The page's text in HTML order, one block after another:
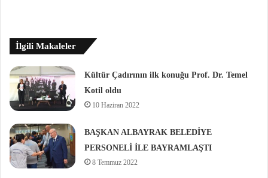
İlgili Makaleler
Kültür Çadırının ilk konuğu Prof. Dr. Temel
Kotil oldu
10 Haziran 2022
BAŞKAN ALBAYRAK BELEDİYE
PERSONELİ İLE BAYRAMLAŞTI
8 Temmuz 2022